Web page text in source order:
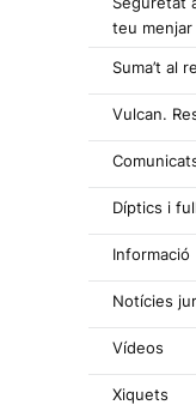
teu menjar
Suma’t al
Vulcan.
Díptics i
Informació
Notícies
Vídeos
Xiquets